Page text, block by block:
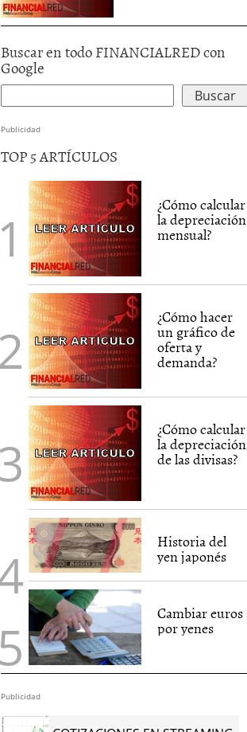
Buscar en todo FINANCIALRED con
Google
Publicidad
TOP 5 ARTÍCULOS
¿Cómo calcular
la depreciación
mensual?
¿Cómo hacer
un gráfico de
oferta y
demanda?
¿Cómo calcular
la depreciación
de las divisas?
Historia del
yen japonés
Cambiar euros
por yenes
Publicidad